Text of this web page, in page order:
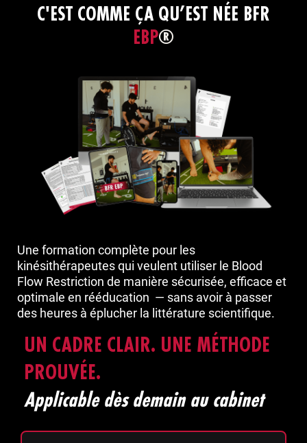
C'EST COMME ÇA QU’EST NÉE BFR
EBP®
Une formation complète pour les
kinésithérapeutes qui veulent utiliser le Blood
Flow Restriction de manière sécurisée, efficace et
optimale en rééducation — sans avoir à passer
des heures à éplucher la littérature scientifique.
UN CADRE CLAIR. UNE MÉTHODE
PROUVÉE.
Applicable dès demain au cabinet